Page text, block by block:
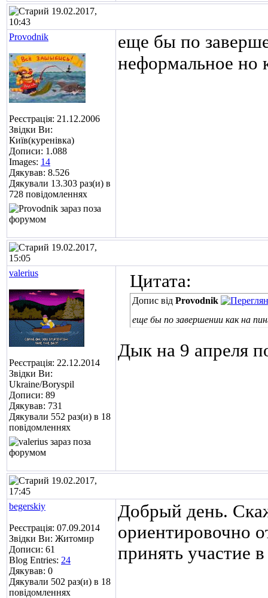
19.02.2017,
10:43
Provodnik
Реєстрація: 21.12.2006
Звідки Ви:
Київ(куренівка)
Дописи: 1.088
Images: 14
Дякував: 8.526
Дякували 13.303 раз(и) в
728 повідомленнях
еще бы по
неформальное но
19.02.2017,
15:05
valerius
Реєстрація: 22.12.2014
Звідки Ви:
Ukraine/Boryspil
Дописи: 89
Дякував: 731
Дякували 552 раз(и) в 18
повідомленнях
Цитата:
Допис від Provodnik
еще бы по завершении как на
Дык на 9 апреля
19.02.2017,
17:45
begerskiy
Реєстрація: 07.09.2014
Звідки Ви: Житомир
Дописи: 61
Blog Entries: 24
Дякував: 0
Дякували 502 раз(и) в 18
повідомленнях
Добрый день.
ориентировочно
принять участие